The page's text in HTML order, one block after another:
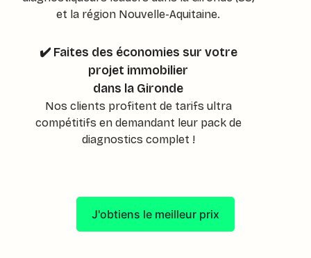
et la région Nouvelle-Aquitaine.
✔️ Faites des économies sur votre
projet immobilier
dans la Gironde
Nos clients profitent de tarifs ultra
compétitifs en demandant leur pack de
diagnostics complet !
J'obtiens le meilleur prix